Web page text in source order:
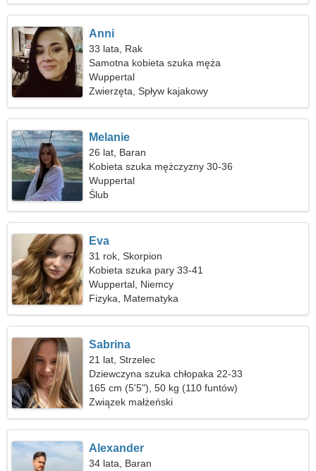
Anni
33 lata, Rak
Samotna kobieta szuka męża
Wuppertal
Zwierzęta, Spływ kajakowy
Melanie
26 lat, Baran
Kobieta szuka mężczyzny 30-36
Wuppertal
Ślub
Eva
31 rok, Skorpion
Kobieta szuka pary 33-41
Wuppertal, Niemcy
Fizyka, Matematyka
Sabrina
21 lat, Strzelec
Dziewczyna szuka chłopaka 22-33
165 cm (5'5"), 50 kg (110 funtów)
Związek małżeński
Alexander
34 lata, Baran